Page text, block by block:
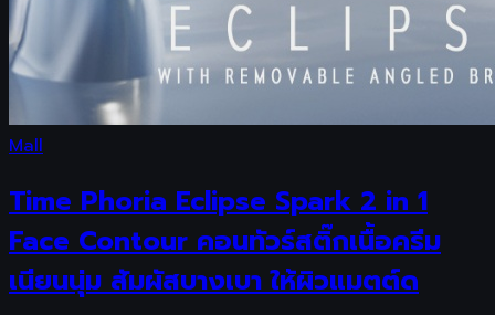
Mall
Time Phoria Eclipse Spark 2 in 1
Face Contour คอนทัวร์สติ๊กเนื้อครีม
เนียนนุ่ม สัมผัสบางเบา ให้ผิวแมตต์ด